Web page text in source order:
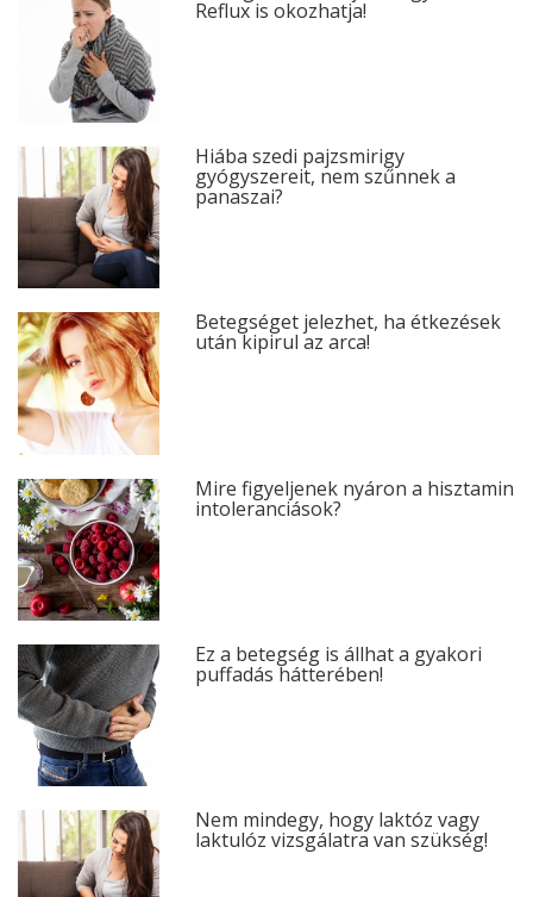
Reflux is okozhatja!
Hiába szedi pajzsmirigy
gyógyszereit, nem szűnnek a
panaszai?
Betegséget jelezhet, ha étkezések
után kipirul az arca!
Mire figyeljenek nyáron a hisztamin
intoleranciások?
Ez a betegség is állhat a gyakori
puffadás hátterében!
Nem mindegy, hogy laktóz vagy
laktulóz vizsgálatra van szükség!